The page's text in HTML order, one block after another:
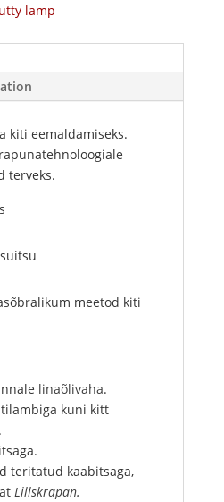
lamp
kiti eemaldamiseks.
terveks.
meetod kiti
linaõlivaha.
kuni kitt
teritatud kaabitsaga,
Lillskrapan.